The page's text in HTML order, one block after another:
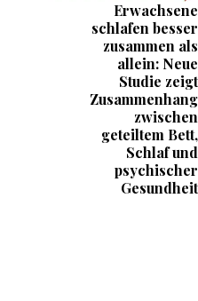
Erwachsene
schlafen besser
zusammen als
allein: Neue
Studie zeigt
Zusammenhang
zwischen
geteiltem Bett,
Schlaf und
psychischer
Gesundheit